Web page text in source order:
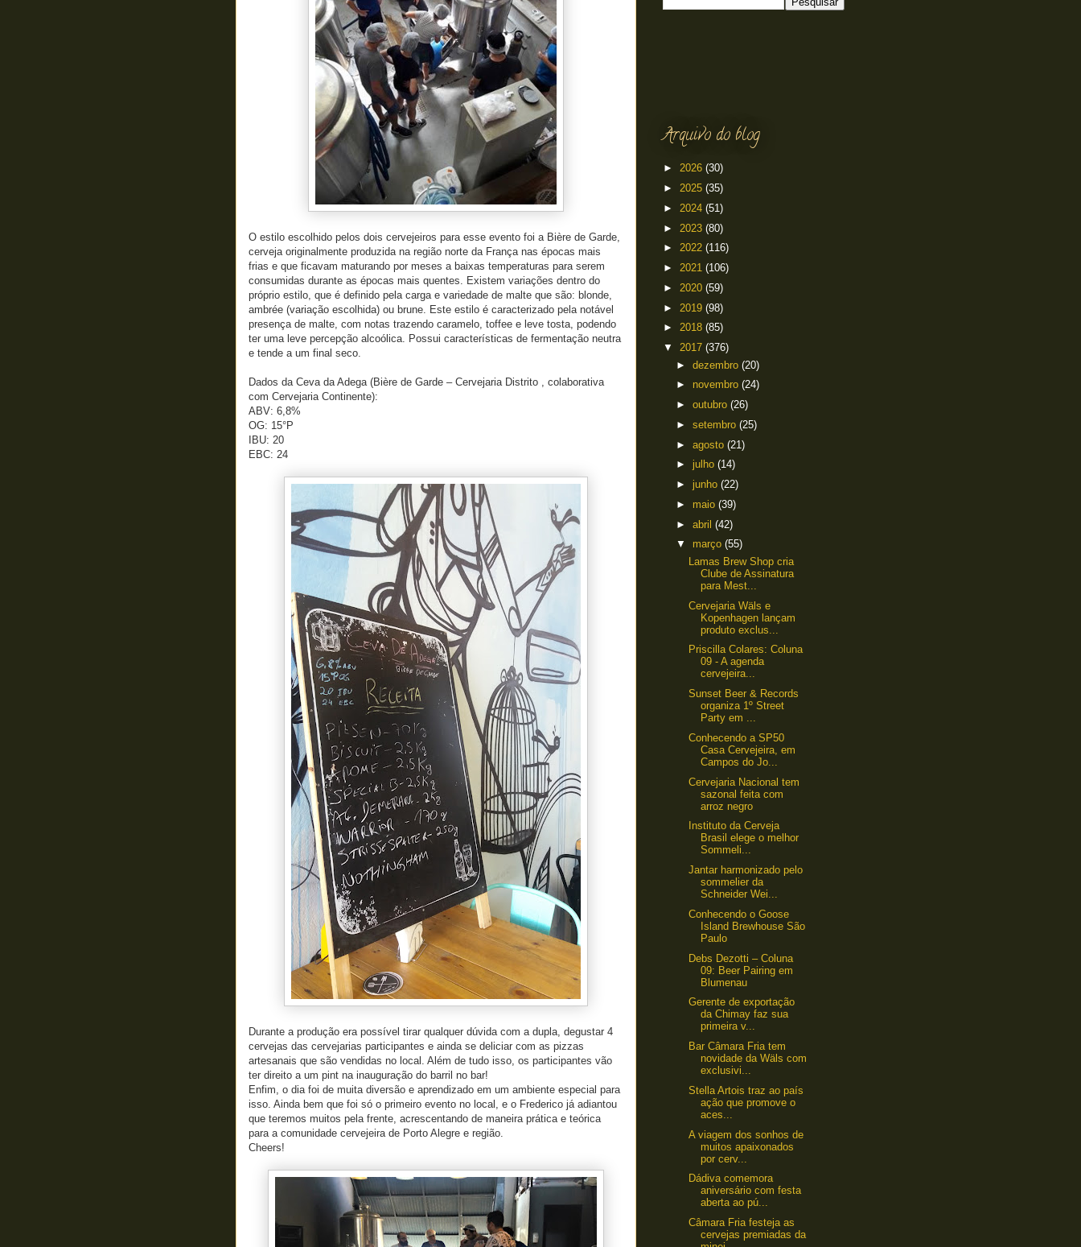
O estilo escolhido pelos dois cervejeiros para esse evento foi a Bière de Garde,
cerveja originalmente produzida na região norte da França nas épocas mais
frias e que ficavam maturando por meses a baixas temperaturas para serem
consumidas durante as épocas mais quentes. Existem variações dentro do
próprio estilo, que é definido pela carga e variedade de malte que são: blonde,
ambrée (variação escolhida) ou brune. Este estilo é caracterizado pela notável
presença de malte, com notas trazendo caramelo, toffee e leve tosta, podendo
ter uma leve percepção alcoólica. Possui características de fermentação neutra
e tende a um final seco.
Dados da Ceva da Adega (Bière de Garde – Cervejaria Distrito , colaborativa
com Cervejaria Continente):
ABV: 6,8%
OG: 15°P
IBU: 20
EBC: 24
Durante a produção era possível tirar qualquer dúvida com a dupla, degustar 4
cervejas das cervejarias participantes e ainda se deliciar com as pizzas
artesanais que são vendidas no local. Além de tudo isso, os participantes vão
ter direito a um pint na inauguração do barril no bar!
Enfim, o dia foi de muita diversão e aprendizado em um ambiente especial para
isso. Ainda bem que foi só o primeiro evento no local, e o Frederico já adiantou
que teremos muitos pela frente, acrescentando de maneira prática e teórica
para a comunidade cervejeira de Porto Alegre e região.
Cheers!
Arquivo do blog
► 2026 (30)
► 2025 (35)
► 2024 (51)
► 2023 (80)
► 2022 (116)
► 2021 (106)
► 2020 (59)
► 2019 (98)
► 2018 (85)
▼ 2017 (376)
► dezembro (20)
► novembro (24)
► outubro (26)
► setembro (25)
► agosto (21)
► julho (14)
► junho (22)
► maio (39)
► abril (42)
▼ março (55)
Lamas Brew Shop cria
Clube de Assinatura
para Mest...
Cervejaria Wäls e
Kopenhagen lançam
produto exclus...
Priscilla Colares: Coluna
09 - A agenda
cervejeira...
Sunset Beer & Records
organiza 1º Street
Party em ...
Conhecendo a SP50
Casa Cervejeira, em
Campos do Jo...
Cervejaria Nacional tem
sazonal feita com
arroz negro
Instituto da Cerveja
Brasil elege o melhor
Sommeli...
Jantar harmonizado pelo
sommelier da
Schneider Wei...
Conhecendo o Goose
Island Brewhouse São
Paulo
Debs Dezotti – Coluna
09: Beer Pairing em
Blumenau
Gerente de exportação
da Chimay faz sua
primeira v...
Bar Câmara Fria tem
novidade da Wäls com
exclusivi...
Stella Artois traz ao país
ação que promove o
aces...
A viagem dos sonhos de
muitos apaixonados
por cerv...
Dádiva comemora
aniversário com festa
aberta ao pú...
Câmara Fria festeja as
cervejas premiadas da